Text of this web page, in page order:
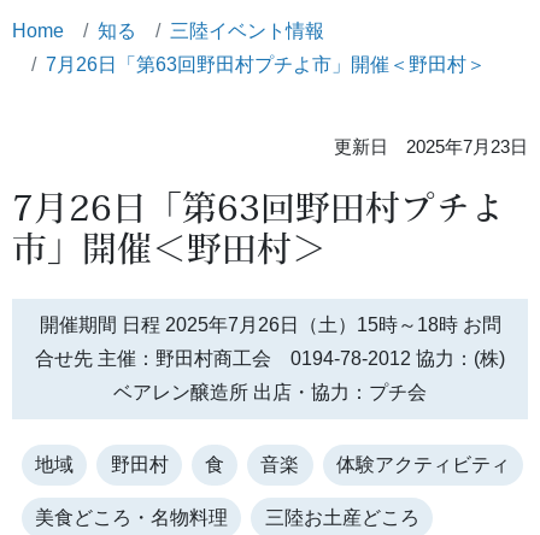
Home 知る
三陸イベント情報
7月26日「第63回野田村プチよ市」開催＜野田村＞
更新日 2025年7月23日
7月26日「第63回野田村プチよ
市」開催＜野田村＞
開催期間 日程 2025年7月26日（土）15時～18時 お問
合せ先 主催：野田村商工会 0194-78-2012 協力：(株)
ベアレン醸造所 出店・協力：プチ会
地域 野田村 食 音楽 体験アクティビティ
美食どころ・名物料理 三陸お土産どころ